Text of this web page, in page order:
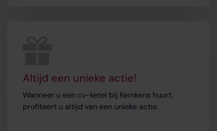
Altijd een unieke actie!
Wanneer u een cv-ketel bij Kemkens huurt,
profiteert u altijd van een unieke actie.